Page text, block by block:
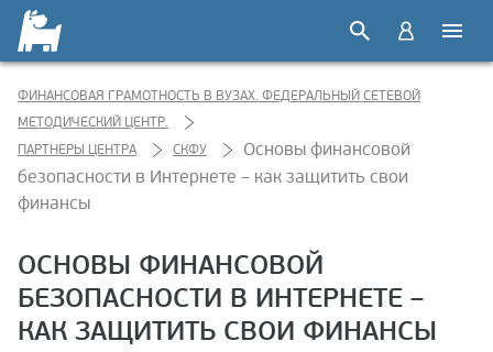
ФИНАНСОВАЯ ГРАМОТНОСТЬ В ВУЗАХ. ФЕДЕРАЛЬНЫЙ СЕТЕВОЙ
МЕТОДИЧЕСКИЙ ЦЕНТР.
ПАРТНЕРЫ ЦЕНТРА
СКФУ
Основы финансовой
безопасности в Интернете – как защитить свои
финансы
ОСНОВЫ ФИНАНСОВОЙ
БЕЗОПАСНОСТИ В ИНТЕРНЕТЕ –
КАК ЗАЩИТИТЬ СВОИ ФИНАНСЫ